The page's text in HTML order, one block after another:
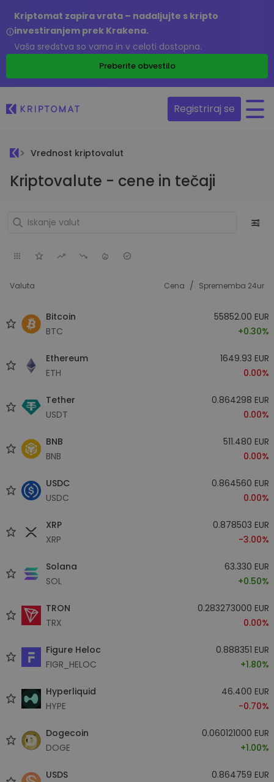
Kriptomat zapira vrata – nadaljujte s kripto
investiranjem prek Krakena.
Vaša sredstva so varna in v celoti dostopna.
Preberite obvestilo
Registriraj se
Vrednost kriptovalut
Kriptovalute - cene in tečaji
Valuta Cena / Sprememba 24ur
Bitcoin
BTC
55852.00 EUR
+0.30%
Ethereum
ETH
1649.93 EUR
0.00%
Tether
USDT
0.864298 EUR
0.00%
BNB
BNB
511.480 EUR
0.00%
USDC
USDC
0.864560 EUR
0.00%
XRP
XRP
0.878503 EUR
-3.00%
Solana
SOL
63.330 EUR
+0.50%
TRON
TRX
0.283273000 EUR
0.00%
Figure Heloc
FIGR_HELOC
0.888351 EUR
+1.80%
Hyperliquid
HYPE
46.400 EUR
-0.70%
Dogecoin
DOGE
0.060121000 EUR
+1.00%
USDS
0.864759 EUR